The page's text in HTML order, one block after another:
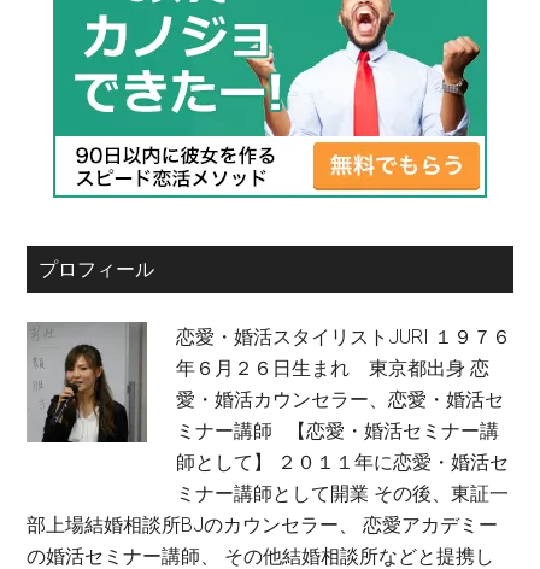
プロフィール
恋愛・婚活スタイリストJURI １９７６
年６月２６日生まれ 東京都出身 恋
愛・婚活カウンセラー、恋愛・婚活セ
ミナー講師 【恋愛・婚活セミナー講
師として】 ２０１１年に恋愛・婚活セ
ミナー講師として開業 その後、東証一
部上場結婚相談所BJのカウンセラー、 恋愛アカデミー
の婚活セミナー講師、 その他結婚相談所などと提携し